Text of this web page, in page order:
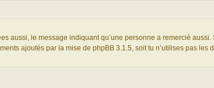
aussi, le message indiquant qu’une personne a remercié aussi.
ajoutés par la mise de phpBB 3.1.5, soit tu n’utilises pas les